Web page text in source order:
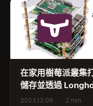
在家用樹莓派叢集
儲存並透過
2023.12.09 2 min